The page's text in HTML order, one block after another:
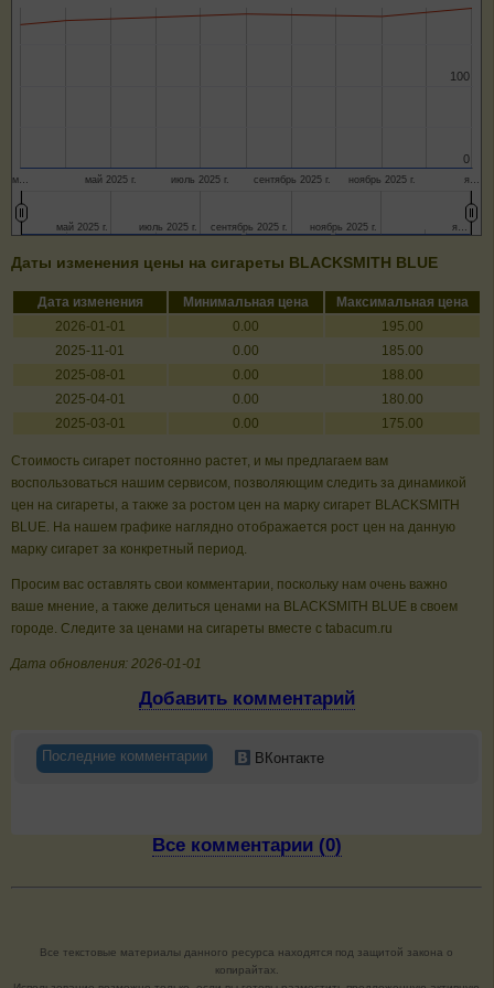
м… май 2025 г. июль 2025 г. сентябрь 2025 г. ноябрь 2025 г. я…
0
0
100
100
май 2025 г.
май 2025 г. июль 2025 г.
июль 2025 г. сентябрь 2025 г.
сентябрь 2025 г. ноябрь 2025 г.
ноябрь 2025 г. я…
я…
Даты изменения цены на сигареты BLACKSMITH BLUE
Дата изменения Минимальная цена
Максимальная цена
2026-01-01
0.00
195.00
2025-11-01
0.00
185.00
2025-08-01
0.00
188.00
2025-04-01
0.00
180.00
2025-03-01
0.00 175.00
Стоимость сигарет постоянно растет, и мы предлагаем вам
воспользоваться нашим сервисом, позволяющим следить за динамикой
цен на сигареты, а также за ростом цен на марку сигарет BLACKSMITH
BLUE. На нашем графике наглядно отображается рост цен на данную
марку сигарет за конкретный период.
Просим вас оставлять свои комментарии, поскольку нам очень важно
ваше мнение, а также делиться ценами на BLACKSMITH BLUE в своем
городе. Следите за ценами на сигареты вместе с tabacum.ru
Дата обновления: 2026-01-01
Добавить комментарий
Последние комментарии ВКонтакте
Все комментарии (0)
Все текстовые материалы данного ресурса находятся под защитой закона о
копирайтах.